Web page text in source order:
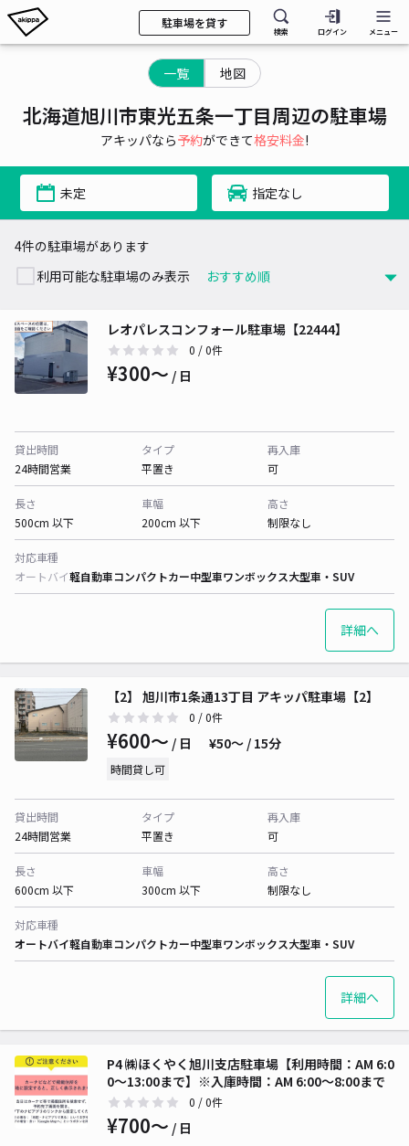
駐車場を貸す
検索 ログイン メニュー
一覧 地図
北海道旭川市東光五条一丁目周辺の駐車場
アキッパなら予約ができて格安料金!
未定 指定なし
4件の駐車場があります
利用可能な駐車場のみ表示
レオパレスコンフォール駐車場【22444】
0 / 0件
¥300〜 / 日
貸出時間
24時間営業
タイプ
平置き
再入庫
可
長さ
500cm 以下
車幅
200cm 以下
高さ
制限なし
対応車種
オートバイ軽自動車コンパクトカー中型車ワンボックス大型車・SUV
詳細へ
【2】 旭川市1条通13丁目 アキッパ駐車場【2】
0 / 0件
¥600〜 / 日 ¥50〜 / 15分
時間貸し可
貸出時間
24時間営業
タイプ
平置き
再入庫
可
長さ
600cm 以下
車幅
300cm 以下
高さ
制限なし
対応車種
オートバイ軽自動車コンパクトカー中型車ワンボックス大型車・SUV
詳細へ
P4 ㈱ほくやく旭川支店駐車場【利用時間：AM 6:0
0〜13:00まで】※入庫時間：AM 6:00〜8:00まで
0 / 0件
¥700〜 / 日